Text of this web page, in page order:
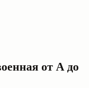
от А до